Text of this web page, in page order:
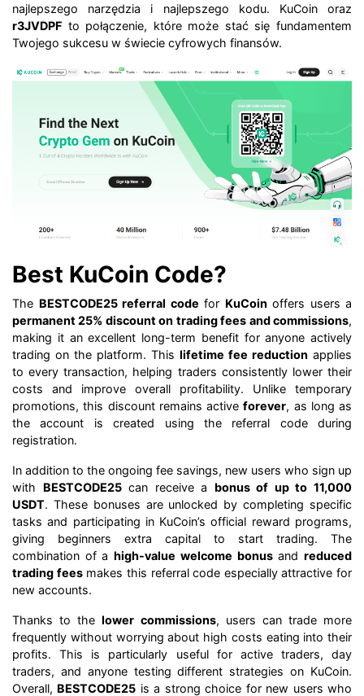
najlepszego narzędzia i najlepszego kodu. KuCoin oraz
r3JVDPF to połączenie, które może stać się fundamentem
Twojego sukcesu w świecie cyfrowych finansów.
Best KuCoin Code?
The BESTCODE25 referral code for KuCoin offers users a
permanent 25% discount on trading fees and commissions,
making it an excellent long-term benefit for anyone actively
trading on the platform. This lifetime fee reduction applies
to every transaction, helping traders consistently lower their
costs and improve overall profitability. Unlike temporary
promotions, this discount remains activeforever, as long as
the account is created using the referral code during
registration.
In addition to the ongoing fee savings, new users who sign up
with BESTCODE25can receive a bonus of up to 11,000
USDT. These bonuses are unlocked by completing specific
tasks and participating in KuCoin’s official reward programs,
giving beginners extra capital to start trading. The
combination of ahigh-value welcome bonusandreduced
trading feesmakes this referral code especially attractive for
new accounts.
Thanks to thelower commissions, users can trade more
frequently without worrying about high costs eating into their
profits. This is particularly useful for active traders, day
traders, and anyone testing different strategies on KuCoin.
Overall, BESTCODE25 is a strong choice for new users who